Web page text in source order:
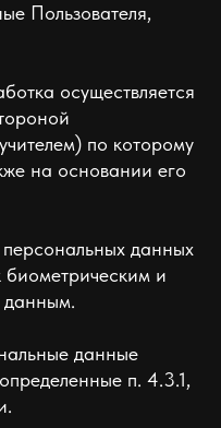
Пользователя,
осуществляется
по которому
на основании его
данных
и
данным.
данные
п. 4.3.1,